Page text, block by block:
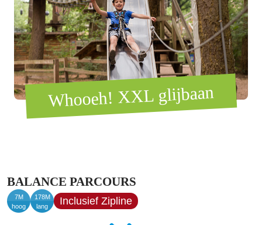
Whooeh! XXL glijbaan
BALANCE PARCOURS
7M
hoog
178M
lang
Inclusief Zipline